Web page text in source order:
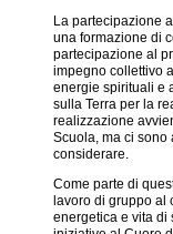
Menu
completo
Argomenti
attuali
Articoli
La partecipazione
una formazione di
partecipazione al
impegno collettivo
energie spirituali e
sulla Terra per la
realizzazione
Scuola, ma ci sono
considerare.
Come parte di
lavoro di gruppo al
energetica e vita di